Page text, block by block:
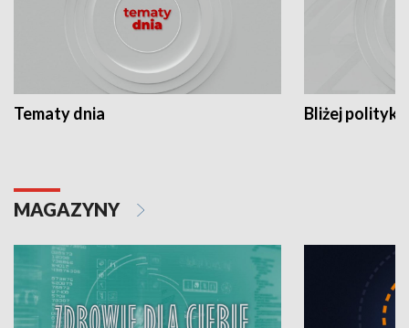
Tematy dnia Bliżej polityki
MAGAZYNY